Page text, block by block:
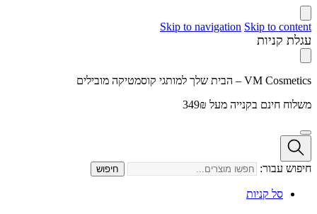
Skip to navigation Skip to content
עגלת קניות
VM Cosmetics – הבית שלך למותגי קוסמטיקה מובילים
משלוח חינם בקנייה מעל 349₪
חיפוש עבור: חיפוש
סל קניות